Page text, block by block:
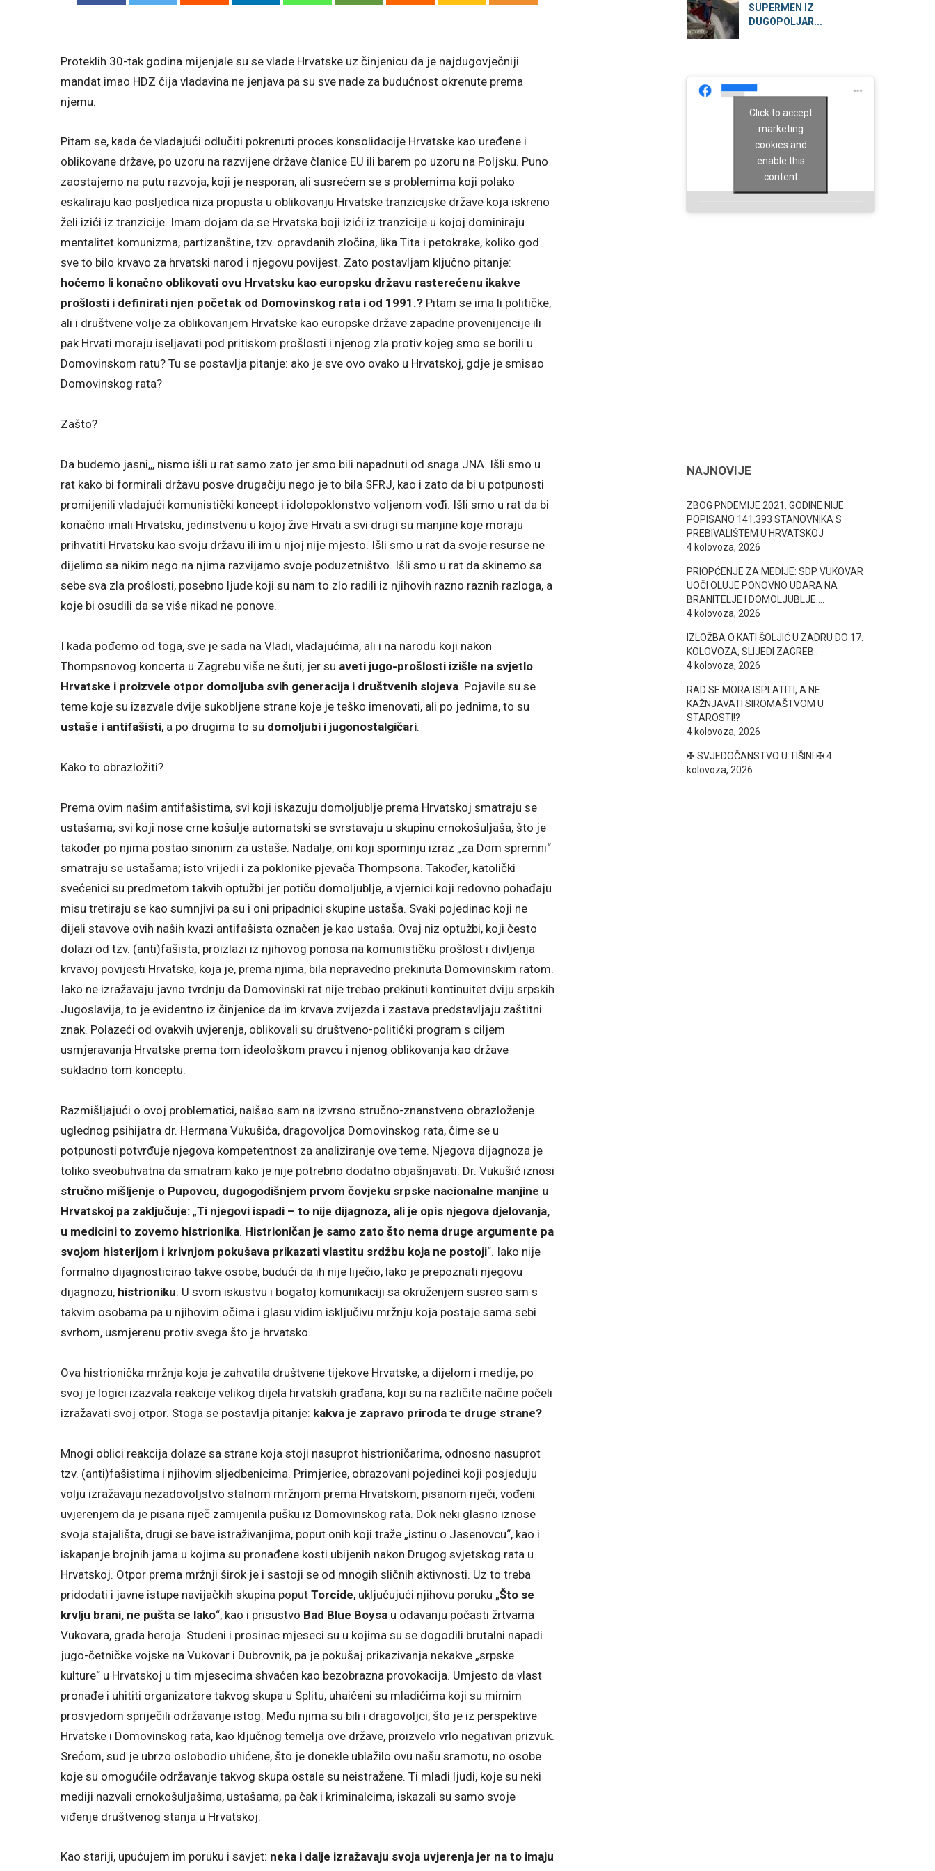
Proteklih 30-tak godina mijenjale su se vlade Hrvatske uz činjenicu da je najdugovječniji
mandat imao HDZ čija vladavina ne jenjava pa su sve nade za budućnost okrenute prema
njemu.
Pitam se, kada će vladajući odlučiti pokrenuti proces konsolidacije Hrvatske kao uređene i
oblikovane države, po uzoru na razvijene države članice EU ili barem po uzoru na Poljsku. Puno
zaostajemo na putu razvoja, koji je nesporan, ali susrećem se s problemima koji polako
eskaliraju kao posljedica niza propusta u oblikovanju Hrvatske tranzicijske države koja iskreno
želi izići iz tranzicije. Imam dojam da se Hrvatska boji izići iz tranzicije u kojoj dominiraju
mentalitet komunizma, partizanštine, tzv. opravdanih zločina, lika Tita i petokrake, koliko god
sve to bilo krvavo za hrvatski narod i njegovu povijest. Zato postavljam ključno pitanje:
hoćemo li konačno oblikovati ovu Hrvatsku kao europsku državu rasterećenu ikakve
prošlosti i definirati njen početak od Domovinskog rata i od 1991.? Pitam se ima li političke,
ali i društvene volje za oblikovanjem Hrvatske kao europske države zapadne provenijencije ili
pak Hrvati moraju iseljavati pod pritiskom prošlosti i njenog zla protiv kojeg smo se borili u
Domovinskom ratu? Tu se postavlja pitanje: ako je sve ovo ovako u Hrvatskoj, gdje je smisao
Domovinskog rata?
Zašto?
Da budemo jasni,,, nismo išli u rat samo zato jer smo bili napadnuti od snaga JNA. Išli smo u
rat kako bi formirali državu posve drugačiju nego je to bila SFRJ, kao i zato da bi u potpunosti
promijenili vladajući komunistički koncept i idolopoklonstvo voljenom vođi. Išli smo u rat da bi
konačno imali Hrvatsku, jedinstvenu u kojoj žive Hrvati a svi drugi su manjine koje moraju
prihvatiti Hrvatsku kao svoju državu ili im u njoj nije mjesto. Išli smo u rat da svoje resurse ne
dijelimo sa nikim nego na njima razvijamo svoje poduzetništvo. Išli smo u rat da skinemo sa
sebe sva zla prošlosti, posebno ljude koji su nam to zlo radili iz njihovih razno raznih razloga, a
koje bi osudili da se više nikad ne ponove.
I kada pođemo od toga, sve je sada na Vladi, vladajućima, ali i na narodu koji nakon
Thompsnovog koncerta u Zagrebu više ne šuti, jer su aveti jugo-prošlosti izišle na svjetlo
Hrvatske i proizvele otpor domoljuba svih generacija i društvenih slojeva. Pojavile su se
teme koje su izazvale dvije sukobljene strane koje je teško imenovati, ali po jednima, to su
ustaše i antifašisti, a po drugima to su domoljubi i jugonostalgičari.
Kako to obrazložiti?
Prema ovim našim antifašistima, svi koji iskazuju domoljublje prema Hrvatskoj smatraju se
ustašama; svi koji nose crne košulje automatski se svrstavaju u skupinu crnokošuljaša, što je
također po njima postao sinonim za ustaše. Nadalje, oni koji spominju izraz „za Dom spremni“
smatraju se ustašama; isto vrijedi i za poklonike pjevača Thompsona. Također, katolički
svećenici su predmetom takvih optužbi jer potiču domoljublje, a vjernici koji redovno pohađaju
misu tretiraju se kao sumnjivi pa su i oni pripadnici skupine ustaša. Svaki pojedinac koji ne
dijeli stavove ovih naših kvazi antifašista označen je kao ustaša. Ovaj niz optužbi, koji često
dolazi od tzv. (anti)fašista, proizlazi iz njihovog ponosa na komunističku prošlost i divljenja
krvavoj povijesti Hrvatske, koja je, prema njima, bila nepravedno prekinuta Domovinskim ratom.
Iako ne izražavaju javno tvrdnju da Domovinski rat nije trebao prekinuti kontinuitet dviju srpskih
Jugoslavija, to je evidentno iz činjenice da im krvava zvijezda i zastava predstavljaju zaštitni
znak. Polazeći od ovakvih uvjerenja, oblikovali su društveno-politički program s ciljem
usmjeravanja Hrvatske prema tom ideološkom pravcu i njenog oblikovanja kao države
sukladno tom konceptu.
Razmišljajući o ovoj problematici, naišao sam na izvrsno stručno-znanstveno obrazloženje
uglednog psihijatra dr. Hermana Vukušića, dragovoljca Domovinskog rata, čime se u
potpunosti potvrđuje njegova kompetentnost za analiziranje ove teme. Njegova dijagnoza je
toliko sveobuhvatna da smatram kako je nije potrebno dodatno objašnjavati. Dr. Vukušić iznosi
stručno mišljenje o Pupovcu, dugogodišnjem prvom čovjeku srpske nacionalne manjine u
Hrvatskoj pa zaključuje: „Ti njegovi ispadi – to nije dijagnoza, ali je opis njegova djelovanja,
u medicini to zovemo histrionika. Histrioničan je samo zato što nema druge argumente pa
svojom histerijom i krivnjom pokušava prikazati vlastitu srdžbu koja ne postoji“. Iako nije
formalno dijagnosticirao takve osobe, budući da ih nije liječio, lako je prepoznati njegovu
dijagnozu, histrioniku. U svom iskustvu i bogatoj komunikaciji sa okruženjem susreo sam s
takvim osobama pa u njihovim očima i glasu vidim isključivu mržnju koja postaje sama sebi
svrhom, usmjerenu protiv svega što je hrvatsko.
Ova histrionička mržnja koja je zahvatila društvene tijekove Hrvatske, a dijelom i medije, po
svoj je logici izazvala reakcije velikog dijela hrvatskih građana, koji su na različite načine počeli
izražavati svoj otpor. Stoga se postavlja pitanje: kakva je zapravo priroda te druge strane?
Mnogi oblici reakcija dolaze sa strane koja stoji nasuprot histrioničarima, odnosno nasuprot
tzv. (anti)fašistima i njihovim sljedbenicima. Primjerice, obrazovani pojedinci koji posjeduju
volju izražavaju nezadovoljstvo stalnom mržnjom prema Hrvatskom, pisanom riječi, vođeni
uvjerenjem da je pisana riječ zamijenila pušku iz Domovinskog rata. Dok neki glasno iznose
svoja stajališta, drugi se bave istraživanjima, poput onih koji traže „istinu o Jasenovcu“, kao i
iskapanje brojnih jama u kojima su pronađene kosti ubijenih nakon Drugog svjetskog rata u
Hrvatskoj. Otpor prema mržnji širok je i sastoji se od mnogih sličnih aktivnosti. Uz to treba
pridodati i javne istupe navijačkih skupina poput Torcide, uključujući njihovu poruku „Što se
krvlju brani, ne pušta se lako“, kao i prisustvo Bad Blue Boysa u odavanju počasti žrtvama
Vukovara, grada heroja. Studeni i prosinac mjeseci su u kojima su se dogodili brutalni napadi
jugo-četničke vojske na Vukovar i Dubrovnik, pa je pokušaj prikazivanja nekakve „srpske
kulture“ u Hrvatskoj u tim mjesecima shvaćen kao bezobrazna provokacija. Umjesto da vlast
pronađe i uhititi organizatore takvog skupa u Splitu, uhaićeni su mladićima koji su mirnim
prosvjedom spriječili održavanje istog. Među njima su bili i dragovoljci, što je iz perspektive
Hrvatske i Domovinskog rata, kao ključnog temelja ove države, proizvelo vrlo negativan prizvuk.
Srećom, sud je ubrzo oslobodio uhićene, što je donekle ublažilo ovu našu sramotu, no osobe
koje su omogućile održavanje takvog skupa ostale su neistražene. Ti mladi ljudi, koje su neki
mediji nazvali crnokošuljašima, ustašama, pa čak i kriminalcima, iskazali su samo svoje
viđenje društvenog stanja u Hrvatskoj.
Kao stariji, upućujem im poruku i savjet: neka i dalje izražavaju svoja uvjerenja jer na to imaju
SUPERMEN IZ
DUGOPOLJAR...
Click to accept
marketing
cookies and
enable this
content
NAJNOVIJE
ZBOG PNDEMIJE 2021. GODINE NIJE
POPISANO 141.393 STANOVNIKA S
PREBIVALIŠTEM U HRVATSKOJ
4 kolovoza, 2026
PRIOPĆENJE ZA MEDIJE: SDP VUKOVAR
UOČI OLUJE PONOVNO UDARA NA
BRANITELJE I DOMOLJUBLJE….
4 kolovoza, 2026
IZLOŽBA O KATI ŠOLJIĆ U ZADRU DO 17.
KOLOVOZA, SLIJEDI ZAGREB..
4 kolovoza, 2026
RAD SE MORA ISPLATITI, A NE
KAŽNJAVATI SIROMAŠTVOM U
STAROSTI!?
4 kolovoza, 2026
✠ SVJEDOČANSTVO U TIŠINI ✠ 4
kolovoza, 2026